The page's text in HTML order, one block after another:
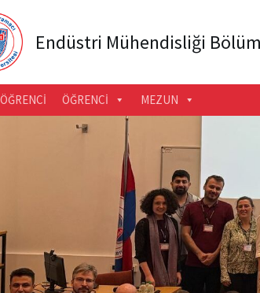
Endüstri Mühendisliği
ÖĞRENCI MEZUN